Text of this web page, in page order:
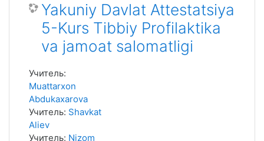
Yakuniy Davlat Attestatsiya
5-Kurs Tibbiy Profilaktika
va jamoat salomatligi
Учитель:
Muattarxon
Abdukaxarova
Учитель: Shavkat
Aliev
Учитель: Nizom